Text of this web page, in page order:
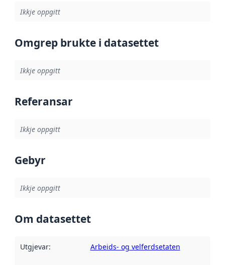
Ikkje oppgitt
Omgrep brukte i datasettet
Ikkje oppgitt
Referansar
Ikkje oppgitt
Gebyr
Ikkje oppgitt
Om datasettet
Utgjevar: Arbeids- og velferdsetaten